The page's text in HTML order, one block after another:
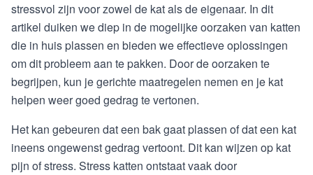
stressvol zijn voor zowel de kat als de eigenaar. In dit
artikel duiken we diep in de mogelijke oorzaken van katten
die in huis plassen en bieden we effectieve oplossingen
om dit probleem aan te pakken. Door de oorzaken te
begrijpen, kun je gerichte maatregelen nemen en je kat
helpen weer goed gedrag te vertonen.
Het kan gebeuren dat een bak gaat plassen of dat een kat
ineens ongewenst gedrag vertoont. Dit kan wijzen op kat
pijn of stress. Stress katten ontstaat vaak door